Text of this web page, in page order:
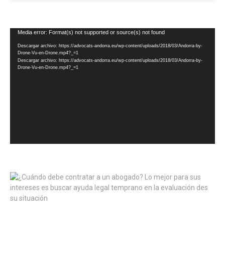
Reproductor
vídeo
Media error: Format(s) not supported or source(s) not found
Descargar archivo: https://advocats-andorra.eu/wp-content/uploads/2018/03/Andorra-by-
Drone-Vu-en-Drone.mp4?_=1
Descargar archivo: https://advocats-andorra.eu/wp-content/uploads/2018/03/Andorra-by-
Drone-Vu-en-Drone.mp4?_=1